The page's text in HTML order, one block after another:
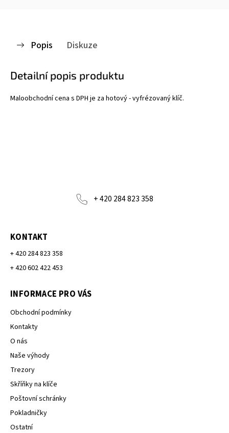
Popis Diskuze
Detailní popis produktu
Maloobchodní cena s DPH je za hotový - vyfrézovaný klíč.
+ 420 284 823 358
KONTAKT
+ 420 284 823 358
+ 420 602 422 453
INFORMACE PRO VÁS
Obchodní podmínky
Kontakty
O nás
Naše výhody
Trezory
Skříňky na klíče
Poštovní schránky
Pokladničky
Ostatní